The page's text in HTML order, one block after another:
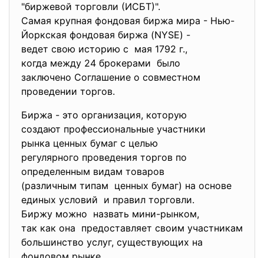
"биржевой торговли (ИСБТ)".
Самая крупная фондовая биржа мира - Нью-
Йоркская фондовая биржа (NYSE) -
ведет свою историю с мая 1792 г.,
когда между 24 брокерами было
заключено Соглашение о совместном
проведении торгов.
Биржа - это организация, которую
создают профессиональные участники
рынка ценных бумаг с целью
регулярного проведения торгов по
определенным видам товаров
(различным типам ценных бумаг) на основе
единых условий и правил торговли.
Биржу можно назвать мини-рынком,
так как она предоставляет своим участникам
большинство услуг, существующих на